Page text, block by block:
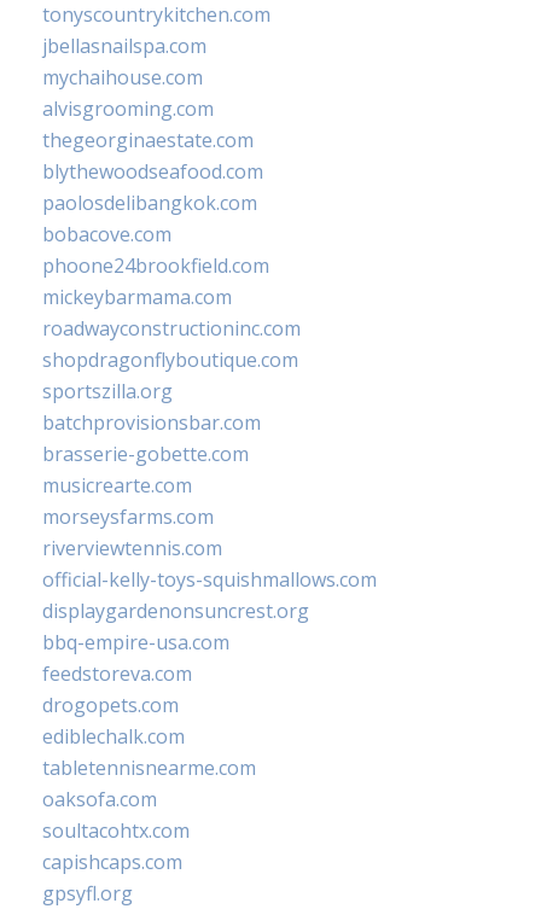
tonyscountrykitchen.com
jbellasnailspa.com
mychaihouse.com
alvisgrooming.com
thegeorginaestate.com
blythewoodseafood.com
paolosdelibangkok.com
bobacove.com
phoone24brookfield.com
mickeybarmama.com
roadwayconstructioninc.com
shopdragonflyboutique.com
sportszilla.org
batchprovisionsbar.com
brasserie-gobette.com
musicrearte.com
morseysfarms.com
riverviewtennis.com
official-kelly-toys-squishmallows.com
displaygardenonsuncrest.org
bbq-empire-usa.com
feedstoreva.com
drogopets.com
ediblechalk.com
tabletennisnearme.com
oaksofa.com
soultacohtx.com
capishcaps.com
gpsyfl.org